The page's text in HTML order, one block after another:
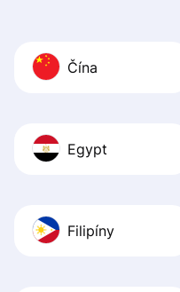
Čína
Egypt
Filipíny